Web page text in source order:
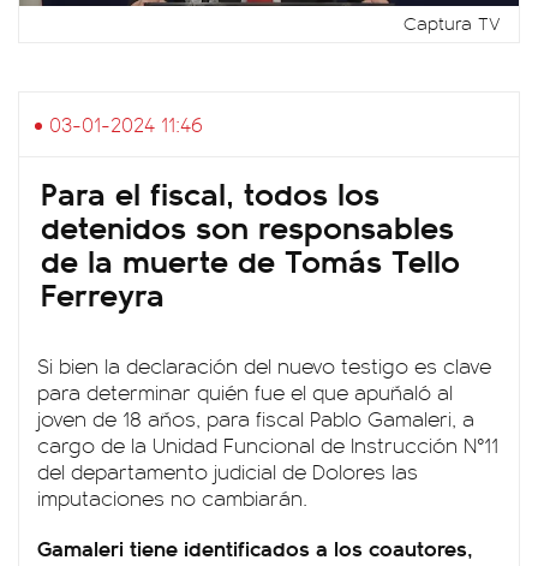
Captura TV
03-01-2024 11:46
Para el fiscal, todos los
detenidos son responsables
de la muerte de Tomás Tello
Ferreyra
Si bien la declaración del nuevo testigo es clave
para determinar quién fue el que apuñaló al
joven de 18 años, para fiscal Pablo Gamaleri, a
cargo de la Unidad Funcional de Instrucción N°11
del departamento judicial de Dolores las
imputaciones no cambiarán.
Gamaleri tiene identificados a los coautores,